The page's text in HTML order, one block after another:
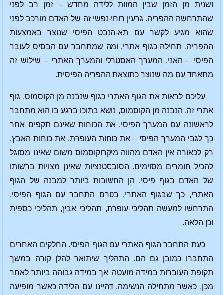
ושנית מן הזמן שבין המוות ללידה מחדש – זמן רב לפני
שהתרחשה ההפריה. גרעין רוחי-נפשי זה של האדם מורכב לפני
שהוא מגיע לקשר עם תא-הנבט הפיסי שנוצר באמצעות
ההפריה, תחילה כגוף אתרי. ומה שמתחבר עם הבסיס לעובר
הפיסי – האני, המערך האסטרלי והמערך האתרי – שילוש זה
מתאחד עם מה שנוצר כתוצאת ההפריה הפיסית.
עליכם לראות את הגוף האתרי כגוף שנבנה מן הקוסמוס. גוף
אתרי זה, הנבנה מן הקוסמוס, נושא בתוכו ברגע בו הוא מתחבר
לראשונה עם המערך הפיסי, את הכוחות שאינם תקפים אחר
כך לגבי המערך הפיסי – את כוחות העופרת, את כוחות האבץ.
רק לכאורה אין האדם מהווה מיקרוקוסמוס משום שאינו מסוגל
להכיל חומרים מסוימים. הסובסטנציות שאינן מצויות ברשותו
של האדם בגוף פיסי, הן החשובות ביותר למבנה של הגוף
האתרי, כך שבגוף האתרי, בטרם התחבר עם הגוף הפיסי,
התרחשו למעשה תהליכי עופרת, תהליכי אבץ, תהליכי כספית
וכן הלאה.
כעת התחבר הגוף האתרי עם הגוף הפיסי. החלקים האחרים
התחברו כמובן גם הם. התהליך שיתואר להלן קורה במשך
תקופת העוברות במידה מועטה, אך במידה גבוהה ביותר לאחר
מכן, כאשר מתחילה הנשימה, דהיינו עם הלידה כאשר מופיעה